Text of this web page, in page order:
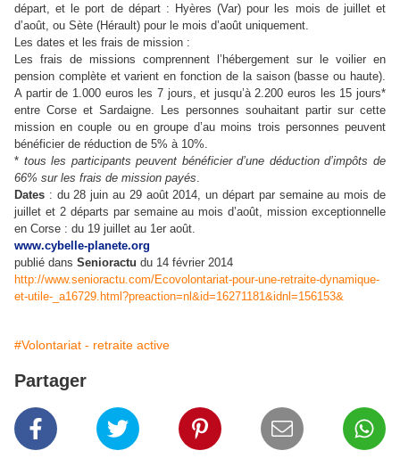
départ, et le port de départ : Hyères (Var) pour les mois de juillet et
d’août, ou Sète (Hérault) pour le mois d’août uniquement.
Les dates et les frais de mission :
Les frais de missions comprennent l’hébergement sur le voilier en
pension complète et varient en fonction de la saison (basse ou haute).
A partir de 1.000 euros les 7 jours, et jusqu’à 2.200 euros les 15 jours*
entre Corse et Sardaigne. Les personnes souhaitant partir sur cette
mission en couple ou en groupe d’au moins trois personnes peuvent
bénéficier de réduction de 5% à 10%.
* tous les participants peuvent bénéficier d’une déduction d’impôts de
66% sur les frais de mission payés.
Dates : du 28 juin au 29 août 2014, un départ par semaine au mois de
juillet et 2 départs par semaine au mois d’août, mission exceptionnelle
en Corse : du 19 juillet au 1er août.
www.cybelle-planete.org
publié dans Senioractu du 14 février 2014
http://www.senioractu.com/Ecovolontariat-pour-une-retraite-dynamique-
et-utile-_a16729.html?preaction=nl&id=16271181&idnl=156153&
#Volontariat - retraite active
Partager